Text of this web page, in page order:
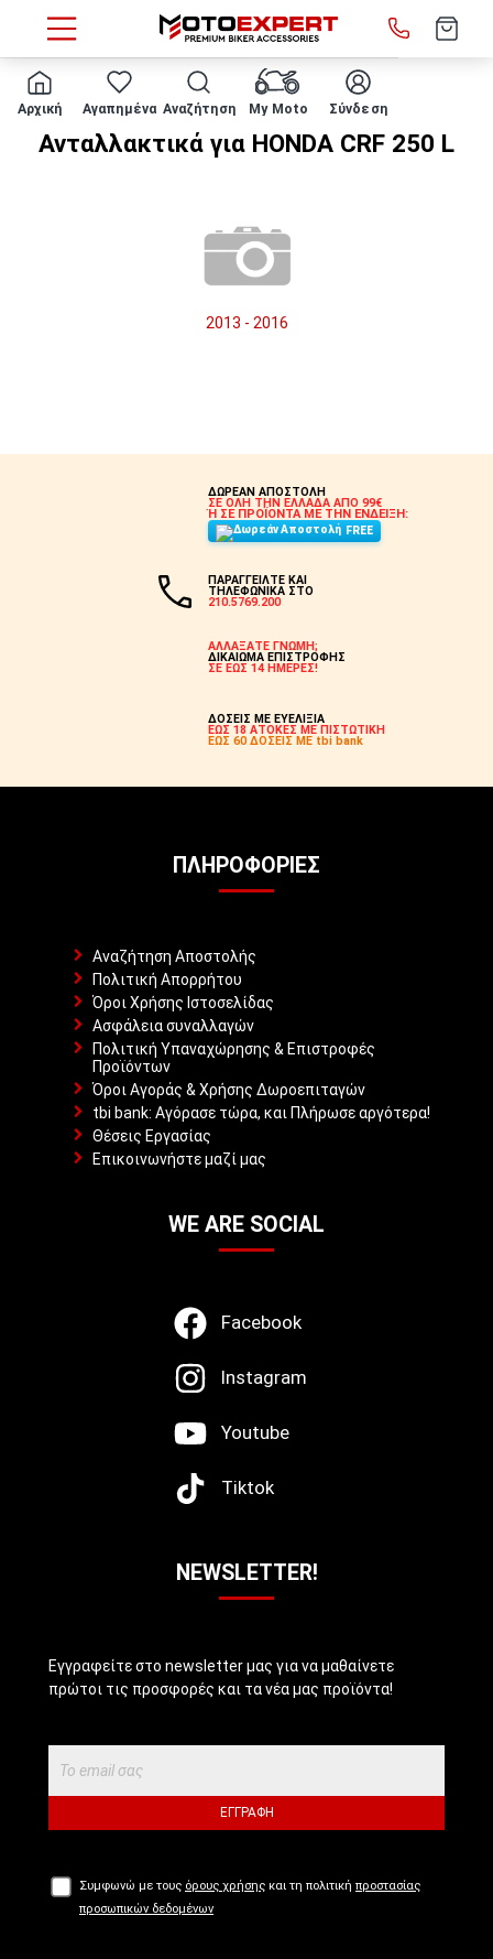
Αρχική Αγαπημένα Αναζήτηση My Moto Σύνδεση
HOME Μάρκα/μοντέλο HONDA CRF 250 L
Ανταλλακτικά για HONDA CRF 250 L
2013 - 2016
ΔΩΡΕΑΝ ΑΠΟΣΤΟΛΗ
ΣΕ ΟΛΗ ΤΗΝ ΕΛΛΑΔΑ ΑΠΟ 99€
Ή ΣΕ ΠΡΟΪΟΝΤΑ ΜΕ ΤΗΝ ΕΝΔΕΙΞΗ:
FREE
ΠΑΡΑΓΓΕΙΛΤΕ ΚΑΙ
ΤΗΛΕΦΩΝΙΚΑ ΣΤΟ
210.5769.200
ΑΛΛΑΞΑΤΕ ΓΝΩΜΗ;
ΔΙΚΑΙΩΜΑ ΕΠΙΣΤΡΟΦΗΣ
ΣΕ ΕΩΣ 14 ΗΜΕΡΕΣ!
ΔΟΣΕΙΣ ΜΕ ΕΥΕΛΙΞΙΑ
ΕΩΣ 18 ΑΤΟΚΕΣ ΜΕ ΠΙΣΤΩΤΙΚΗ
ΕΩΣ 60 ΔΟΣΕΙΣ ΜΕ tbi bank
ΠΛΗΡΟΦΟΡΊΕΣ
Αναζήτηση Αποστολής
Πολιτική Απορρήτου
Όροι Χρήσης Ιστοσελίδας
Ασφάλεια συναλλαγών
Πολιτική Υπαναχώρησης & Επιστροφές
Προϊόντων
Όροι Αγοράς & Χρήσης Δωροεπιταγών
tbi bank: Αγόρασε τώρα, και Πλήρωσε αργότερα!
Θέσεις Εργασίας
Επικοινωνήστε μαζί μας
WE ARE SOCIAL
Facebook
Instagram
Youtube
Tiktok
NEWSLETTER!
Εγγραφείτε στο newsletter μας για να μαθαίνετε
πρώτοι τις προσφορές και τα νέα μας προϊόντα!
ΕΓΓΡΑΦΉ
Συμφωνώ με τους όρους χρήσης και τη πολιτική προστασίας
προσωπικών δεδομένων